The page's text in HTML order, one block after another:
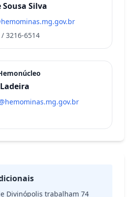
Silva
3216-6514
Divinópolis trabalham 74